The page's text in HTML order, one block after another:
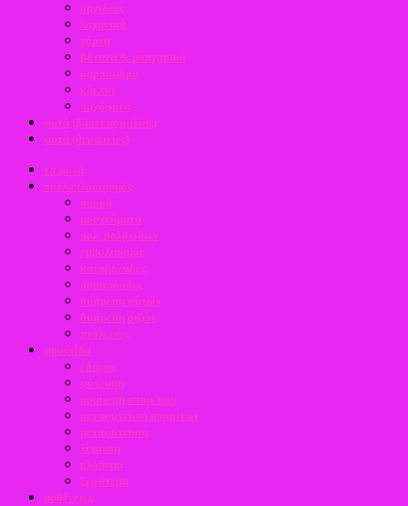
ορχιδέες
λαχανικά
χόρτα
βότανα & μπαχαρικά
καρποφόρα
κάκτοι
παχύφυτα
φυτά (βάσει ποικιλίας)
φυτά (θεραπείες)
τα φυτά
πολλαπλασιασμός
σπορά
μοσχεύματα
πολ. βολβώδων
εμβολιασμός
καταβολάδες
παραφυάδες
διαίρεση φυτών
διαίρεση ριζών
στόλωνες
φροντίδα
έδαφος
φύτευση
αραίωση σπορ/των
μεταφύτευση σπορ/των
μεταφύτευση
λίπανση
κλάδεμα
ξεφύτεμα
ασθένειες